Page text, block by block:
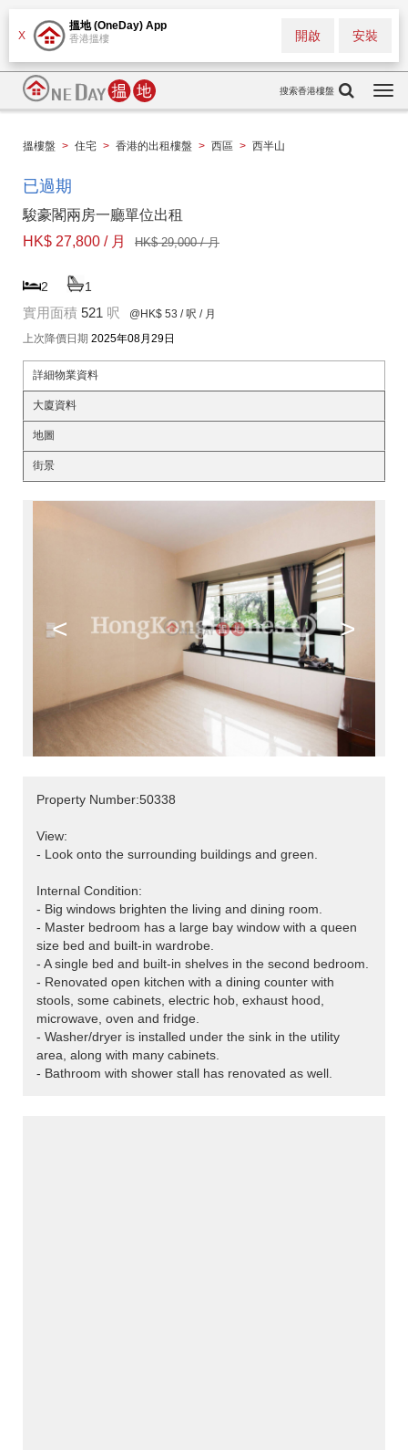
X
搵地 (OneDay) App
香港搵樓 安裝
開啟
搜索香港樓盤
搵樓盤 > 住宅 > 香港的出租樓盤 > 西區 > 西半山
已過期
駿豪閣兩房一廳單位出租
HK$ 27,800 / 月
HK$ 29,000 / 月
2 1
實用面積 521 呎 @HK$ 53 / 呎 / 月
上次降價日期 2025年08月29日
詳細物業資料
大廈資料
地圖
街景
< >
Property Number:50338
View:
- Look onto the surrounding buildings and green.
Internal Condition:
- Big windows brighten the living and dining room.
- Master bedroom has a large bay window with a queen
size bed and built-in wardrobe.
- A single bed and built-in shelves in the second bedroom.
- Renovated open kitchen with a dining counter with
stools, some cabinets, electric hob, exhaust hood,
microwave, oven and fridge.
- Washer/dryer is installed under the sink in the utility
area, along with many cabinets.
- Bathroom with shower stall has renovated as well.